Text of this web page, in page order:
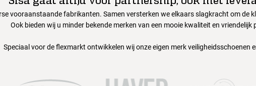
vooraanstaande fabrikanten. Samen versterken we elkaars slagkracht om de
Ook bieden wij u minder bekende merken van een mooie kwaliteit en vriendelijk
Speciaal voor de flexmarkt ontwikkelen wij onze eigen merk veiligheidsschoenen